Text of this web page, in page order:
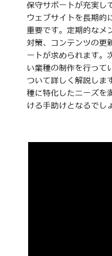
保守サポートが充実し
ウェブサイトを長期的
重要です。定期的なメ
対策、コンテンツの更
ートが求められます。
い業種の制作を行って
ついて詳しく解説しま
種に特化したニーズを
ける手助けとなるでし